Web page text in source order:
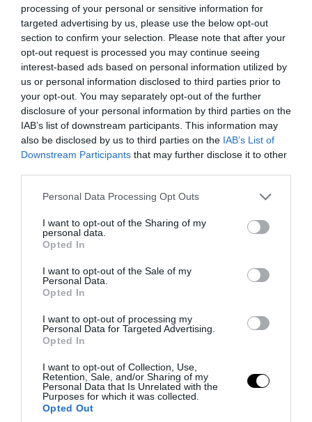
processing of your personal or sensitive information for
targeted advertising by us, please use the below opt-out
section to confirm your selection. Please note that after your
opt-out request is processed you may continue seeing
interest-based ads based on personal information utilized by
us or personal information disclosed to third parties prior to
your opt-out. You may separately opt-out of the further
disclosure of your personal information by third parties on the
IAB’s list of downstream participants. This information may
also be disclosed by us to third parties on the IAB’s List of
Downstream Participants that may further disclose it to other
Please note that this website/app uses one or more Google
not limited to your visit or usage behaviour. You may click to
grant or deny consent to Google and its third-party tags to
use your data for below specified purposes in below Google
consent section.
Personal Data Processing Opt Outs
I want to opt-out of the Sharing of my
personal data.
Opted In
I want to opt-out of the Sale of my
Personal Data.
Opted In
I want to opt-out of processing my
Personal Data for Targeted Advertising.
Opted In
I want to opt-out of Collection, Use,
Retention, Sale, and/or Sharing of my
Personal Data that Is Unrelated with the
Purposes for which it was collected.
Opted Out
PRONEWS.GR /PROVOCATEUR
«Δεν θα ξεφεύγει κανείς»: Μπαίνουν
1.000 νέες κάμερες με τεχνητή
νοημοσύνη σε Αθήνα, Θεσσαλονίκη και
05.08.2026 | 08:14
PRONEWS.GR /PROVOCATEUR